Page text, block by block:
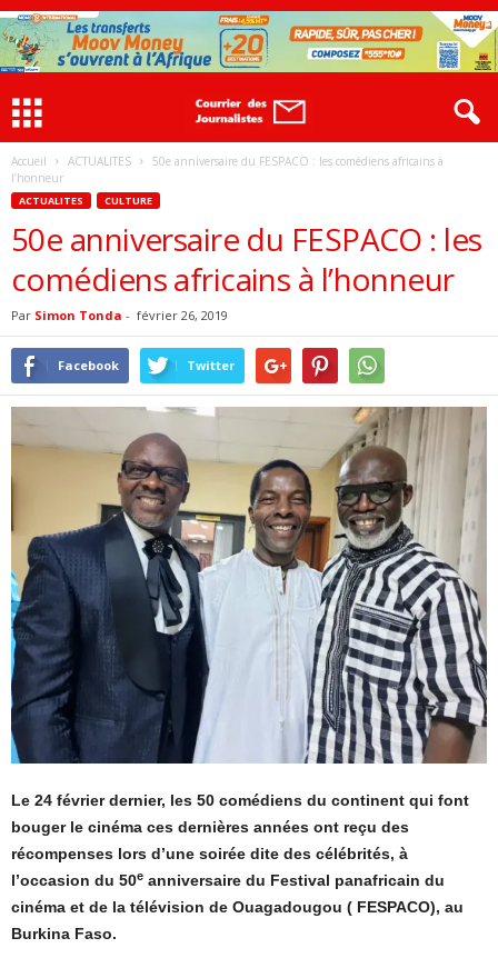
Accueil ACTUALITES
50e anniversaire du FESPACO : les comédiens africains à
l’honneur
ACTUALITES CULTURE
50e anniversaire du FESPACO : les
comédiens africains à l’honneur
Par Simon Tonda - février 26, 2019
Facebook Twitter
Le 24 février dernier, les 50 comédiens du continent qui font
bouger le cinéma ces dernières années ont reçu des
récompenses lors d’une soirée dite des célébrités, à
l’occasion du 50e anniversaire du Festival panafricain du
cinéma et de la télévision de Ouagadougou ( FESPACO), au
Burkina Faso.